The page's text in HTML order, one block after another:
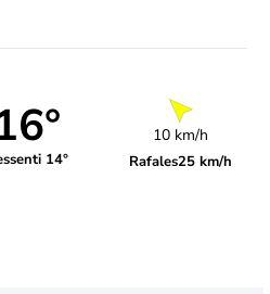
14°
10 km/h
Rafales25 km/h